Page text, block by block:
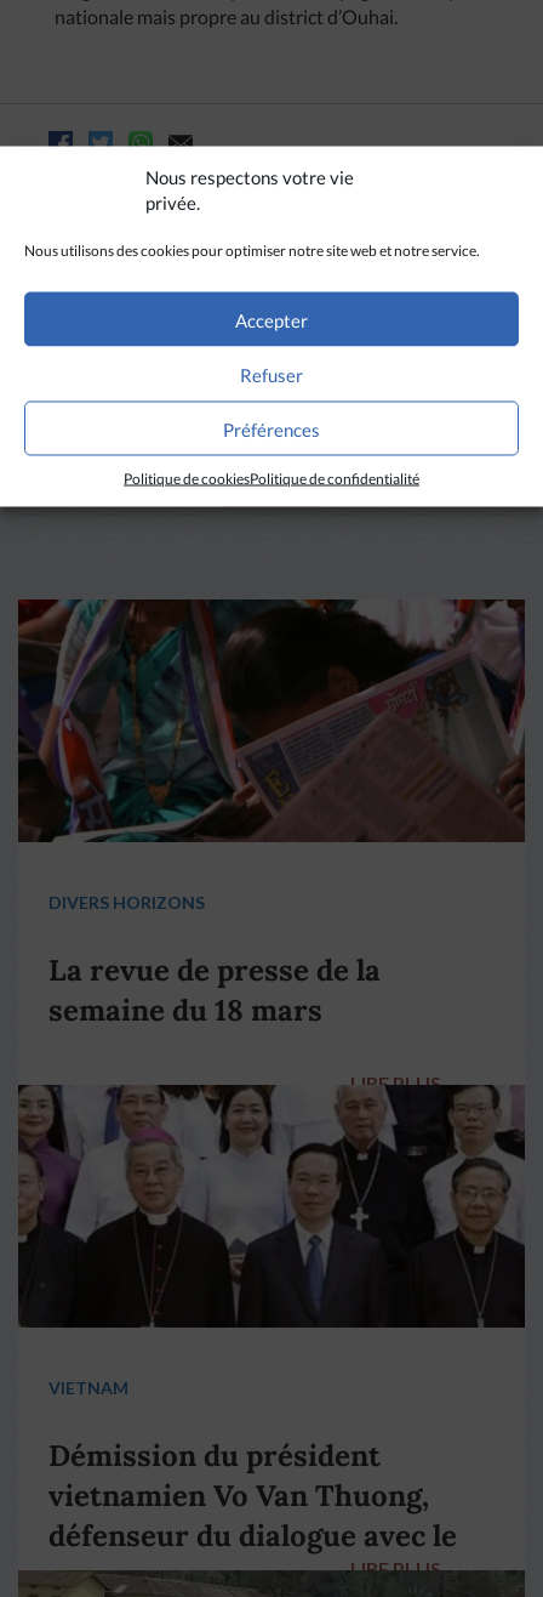
Nous respectons votre vie
privée.
Nous utilisons des cookies pour optimiser notre site web et notre service.
Accepter
Refuser
Préférences
Politique de cookiesPolitique de confidentialité
nationale mais propre au district d’Ouhai.
A LIRE AUSSI
DIVERS HORIZONS
La revue de presse de la
semaine du 18 mars
LIRE PLUS →
VIETNAM
Démission du président
vietnamien Vo Van Thuong,
défenseur du dialogue avec le
pape François
LIRE PLUS →